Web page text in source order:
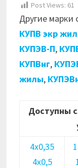
Post Views: 61
Другие марки
КУПВ экр
КУПЭВ-П,
КУПВнг,
жилы,
Доступны
4х0,35
4х0,5